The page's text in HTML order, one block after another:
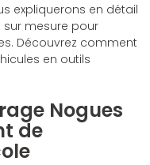
expliquerons en détail
mesure pour
Découvrez comment
en outils
Nogues
de